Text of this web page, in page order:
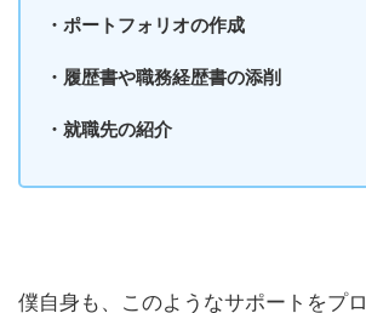
・ポートフォリオの作成
・履歴書や職務経歴書の添削
・就職先の紹介
僕自身も、このようなサポートをプ